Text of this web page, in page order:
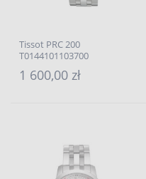
Tissot PRC 200
T0144101103700
1 600,00 zł